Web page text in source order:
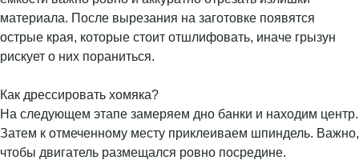
материала. После вырезания на заготовке появятся
острые края, которые стоит отшлифовать, иначе грызун
рискует о них пораниться.
Как дрессировать хомяка?
На следующем этапе замеряем дно банки и находим центр.
Затем к отмеченному месту приклеиваем шпиндель. Важно,
чтобы двигатель размещался ровно посредине.